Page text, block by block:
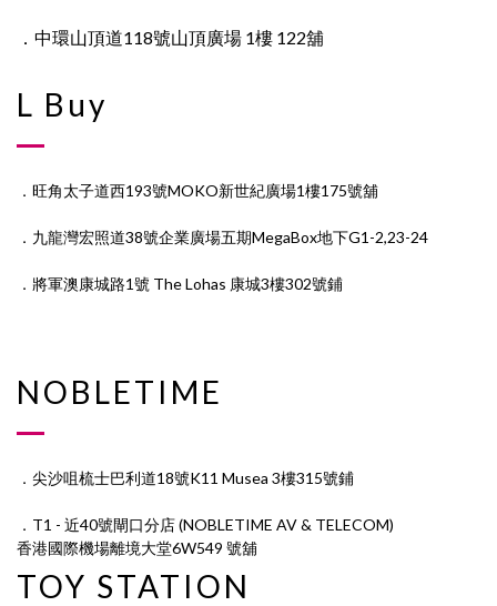
．中環山頂道118號山頂廣場 1樓 122舖
L Buy
．旺角太子道西193號MOKO新世紀廣場1樓175號舖
．九龍灣宏照道38號企業廣場五期MegaBox地下G1-2,23-24
．將軍澳康城路1號 The Lohas 康城3樓302號鋪
NOBLETIME
．尖沙咀梳士巴利道18號K11 Musea 3樓315號鋪
．T1 - 近40號閘口分店 (NOBLETIME AV & TELECOM)
香港國際機場離境大堂6W549 號舖
TOY STATION